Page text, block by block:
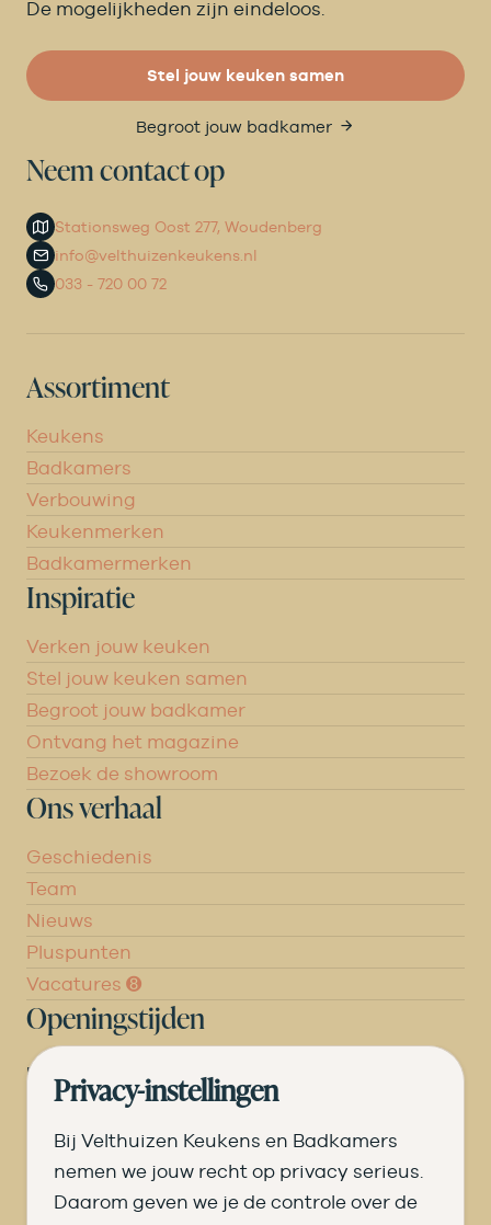
De mogelijkheden zijn eindeloos.
Stel jouw keuken samen
Begroot jouw badkamer
Neem contact op
Stationsweg Oost 277, Woudenberg
info@velthuizenkeukens.nl
033 - 720 00 72
Assortiment
Keukens
Badkamers
Verbouwing
Keukenmerken
Badkamermerken
Inspiratie
Verken jouw keuken
Stel jouw keuken samen
Begroot jouw badkamer
Ontvang het magazine
Bezoek de showroom
Ons verhaal
Geschiedenis
Team
Nieuws
Pluspunten
Vacatures ➑
Openingstijden
DI 09.00 tot 17.30
09.00 tot 17.30
09.00 tot 20.00
Privacy-instellingen
Bij Velthuizen Keukens en Badkamers
nemen we jouw recht op privacy serieus.
Daarom geven we je de controle over de